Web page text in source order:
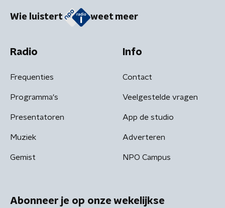
Wie luistert weet meer
Radio
Frequenties
Programma's
Presentatoren
Muziek
Gemist
Info
Contact
Veelgestelde vragen
App de studio
Adverteren
NPO Campus
Abonneer je op onze wekelijkse